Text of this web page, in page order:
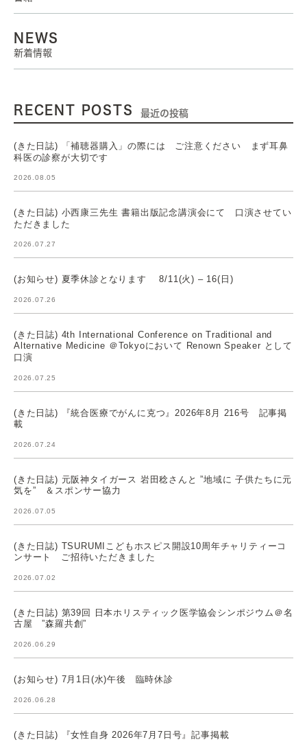
NEWS
新着情報
RECENT POSTS 最近の投稿
(きた日誌) 「補聴器購入」の際には ご注意ください まず耳鼻
科医の診察が大切です
2026.08.05
(きた日誌) 小西康三先生 書籍出版記念講演会にて 口演させてい
ただきました
2026.07.27
(お知らせ) 夏季休診となります 8/11(火) – 16(日)
2026.07.26
(きた日誌) 4th International Conference on Traditional and
Alternative Medicine ＠Tokyoにおいて Renown Speaker として
口演
2026.07.25
(きた日誌) 『統合医療でがんに克つ』2026年8月 216号 記事掲
載
2026.07.24
(きた日誌) 元阪神タイガース 岩田稔さんと ”地域に 子供たちに元
気を” ＆スポンサー協力
2026.07.05
(きた日誌) TSURUMIこどもホスピス開設10周年チャリティーコ
ンサート ご招待いただきました
2026.07.02
(きた日誌) 第39回 日本ホリスティック医学協会シンポジウム＠名
古屋 ”森羅共創”
2026.06.29
(お知らせ) 7月1日(水)午後 臨時休診
2026.06.28
(きた日誌) 『女性自身 2026年7月7日号』記事掲載